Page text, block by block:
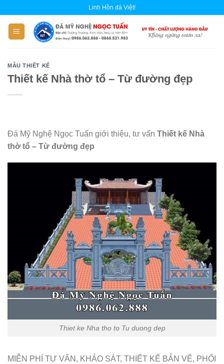
content
Linh Hồn đá Việt!
MẪU THIẾT KẾ
Thiết kế Nhà thờ tổ – Từ đường đẹp
Đá Mỹ Nghệ Ngọc Tuấn giới thiệu, tư vấn Thiết kế Nhà
thờ tổ – Từ đường đẹp
Thiet ke Nha tho to Tu duong dep
MIỄN PHÍ TƯ VẤN, KHẢO SÁT, THIẾT KẾ BẢN VẼ, PHỐI